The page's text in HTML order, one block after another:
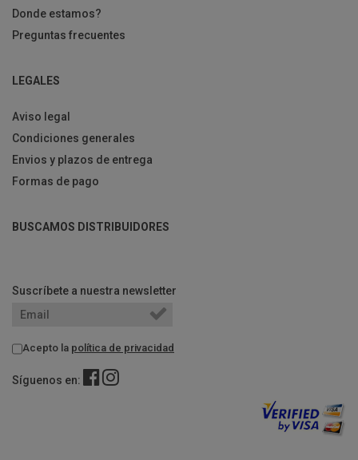
Donde estamos?
Preguntas frecuentes
LEGALES
Aviso legal
Condiciones generales
Envios y plazos de entrega
Formas de pago
BUSCAMOS DISTRIBUIDORES
Suscríbete a nuestra newsletter
Acepto la política de privacidad
Síguenos en: